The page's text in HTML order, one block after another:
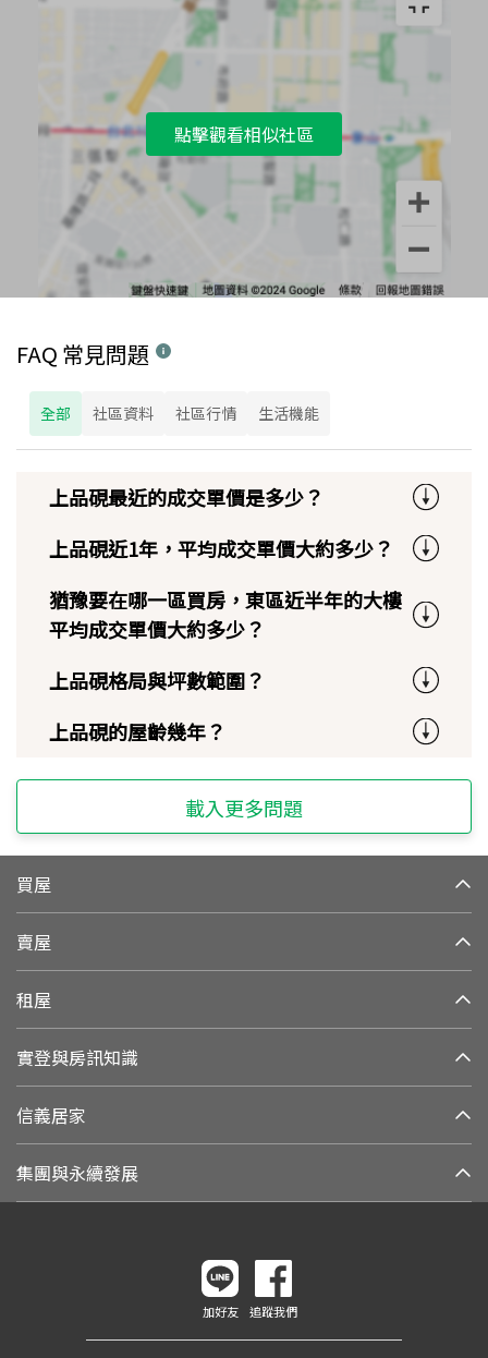
點擊觀看相似社區
FAQ 常見問題
全部 社區資料 社區行情 生活機能
上品硯最近的成交單價是多少？
上品硯近1年，平均成交單價大約多少？
猶豫要在哪一區買房，東區近半年的大樓
平均成交單價大約多少？
上品硯格局與坪數範圍？
上品硯的屋齡幾年？
載入更多問題
買屋
賣屋
租屋
實登與房訊知識
信義居家
集團與永續發展
加好友 追蹤我們